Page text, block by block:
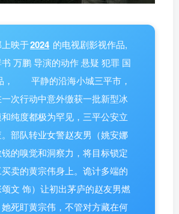
映于2024 的电视剧影视作品,
万鹏 导演的动作 悬疑 犯罪 国
， 平静的沿海小城三平市，
次行动中意外缴获一批新型冰
纯度都极为罕见，三平公安立
部队转业女警赵友男（姚安娜
的嗅觉和洞察力，将目标锁定
卖的黄宗伟身上。诡计多端的
文 饰）让初出茅庐的赵友男燃
死盯黄宗伟，不管对方藏在何